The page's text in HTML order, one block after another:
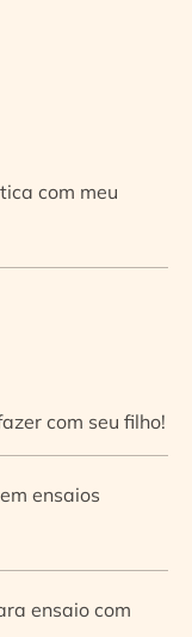
com meu
com seu filho!
ensaios
ensaio com